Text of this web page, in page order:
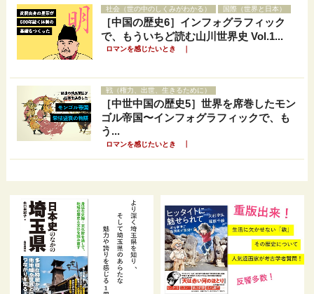
社会（世の中のしくみがわかる） 国際（世界と日本）
［中国の歴史6］インフォグラフィック
で、もういちど読む山川世界史 Vol.1...
ロマンを感じたいとき
戦（権力、出世、生きるために）
［中世中国の歴史5］世界を席巻したモン
ゴル帝国〜インフォグラフィックで、も
う...
ロマンを感じたいとき